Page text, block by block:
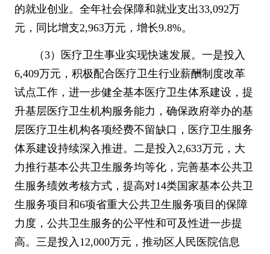
的就业创业。全年社会保障和就业支出33,092万
元，同比增支2,963万元，增长9.8%。
（3）医疗卫生事业实现快速发展。一是投入
6,409万元，积极配合医疗卫生行业薪酬制度改革
试点工作，进一步健全基本医疗卫生体系建设，提
升基层医疗卫生机构服务能力，确保政府举办的基
层医疗卫生机构各项经费不留缺口，医疗卫生服务
体系建设持续深入推进。二是投入2,633万元，大
力推行基本公共卫生服务均等化，完善基本公共卫
生服务绩效考核方式，提高对14类国家基本公共卫
生服务项目和6项省重大公共卫生服务项目的保障
力度，公共卫生服务的公平性和可及性进一步提
高。三是投入 12,000万元，推动区人民医院信息